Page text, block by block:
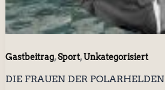
Gastbeitrag,Sport,Unkategorisiert
DIE FRAUEN DER POLARHELDEN